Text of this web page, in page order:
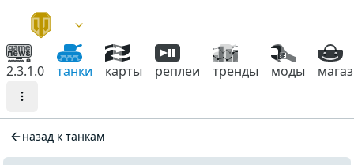
2.3.1.0 танки карты реплеи тренды моды
назад к танкам